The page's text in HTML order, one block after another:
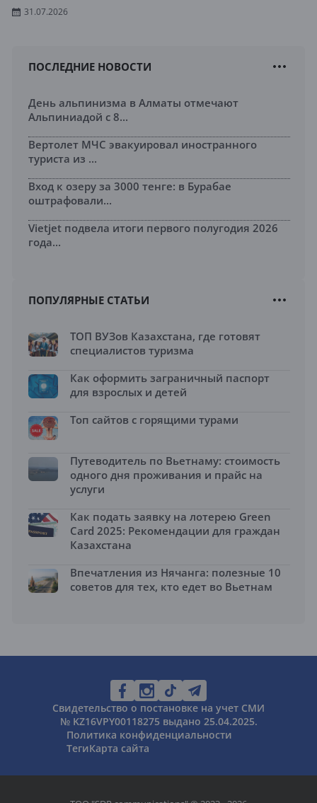
31.07.2026
ПОСЛЕДНИЕ НОВОСТИ
День альпинизма в Алматы отмечают
Альпиниадой с 8...
Вертолет МЧС эвакуировал иностранного
туриста из ...
Вход к озеру за 3000 тенге: в Бурабае
оштрафовали...
Vietjet подвела итоги первого полугодия 2026
года...
ПОПУЛЯРНЫЕ СТАТЬИ
ТОП ВУЗов Казахстана, где готовят
специалистов туризма
Как оформить заграничный паспорт
для взрослых и детей
Топ сайтов с горящими турами
Путеводитель по Вьетнаму: стоимость
одного дня проживания и прайс на
услуги
Как подать заявку на лотерею Green
Card 2025: Рекомендации для граждан
Казахстана
Впечатления из Нячанга: полезные 10
советов для тех, кто едет во Вьетнам
Свидетельство о постановке на учет СМИ
№ KZ16VPY00118275 выдано 25.04.2025.
Политика конфиденциальности
ТегиКарта сайта